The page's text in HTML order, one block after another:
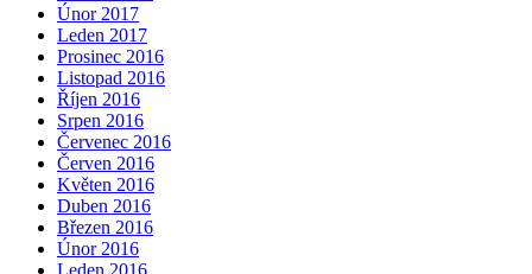
Únor 2017
Leden 2017
Prosinec 2016
Listopad 2016
Říjen 2016
Srpen 2016
Červenec 2016
Červen 2016
Květen 2016
Duben 2016
Březen 2016
Únor 2016